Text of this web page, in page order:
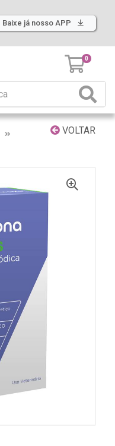
Baixe já nosso APP
0
VOLTAR